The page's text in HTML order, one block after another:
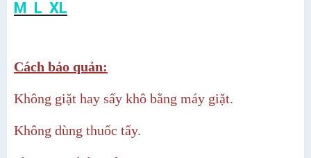
M L XL
Cách bảo quản:
Không giặt hay sấy khô bằng máy giặt.
Không dùng thuốc tẩy.